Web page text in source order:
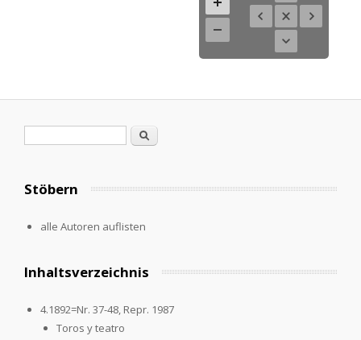
Suche
Stöbern
alle Autoren auflisten
Inhaltsverzeichnis
4.1892=Nr. 37-48, Repr. 1987
Toros y teatro